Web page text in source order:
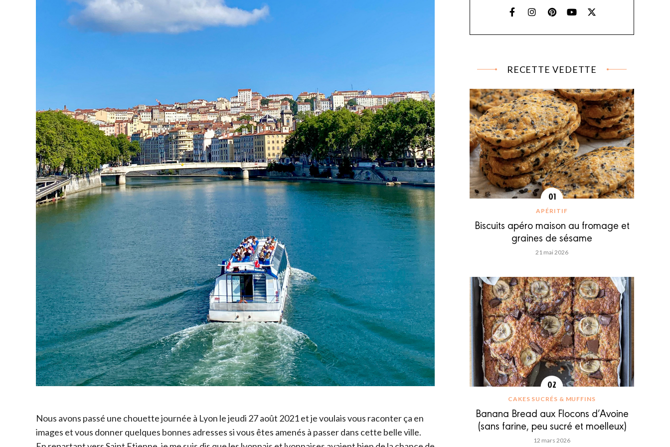
Nous avons passé une chouette journée à Lyon le jeudi 27 août 2021 et je voulais vous raconter ça en
images et vous donner quelques bonnes adresses si vous êtes amenés à passer dans cette belle ville.
RECETTE VEDETTE
APÉRITIF
Biscuits apéro maison au fromage et
graines de sésame
21 mai 2026
CAKES SUCRÉS & MUFFINS
Banana Bread aux Flocons d’Avoine
(sans farine, peu sucré et moelleux)
12 mars 2026